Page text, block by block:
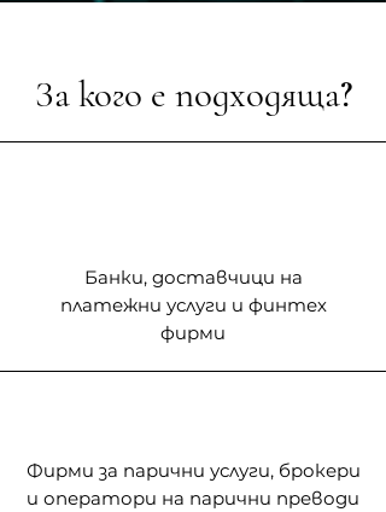
За кого е подходяща?
Банки, доставчици на
платежни услуги и финтех
фирми
Фирми за парични услуги, брокери
и оператори на парични преводи